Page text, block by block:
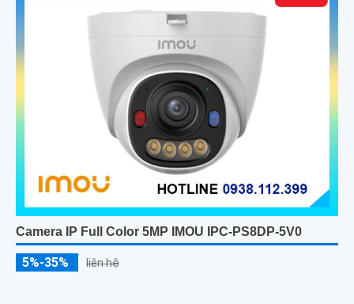
Camera IP Full Color 5MP IMOU IPC-PS8DP-5V0
5%-35% liên hệ